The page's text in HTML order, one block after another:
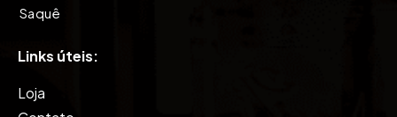
Saquê
Vinho
Vodkas
Whisky
Links úteis:
Loja